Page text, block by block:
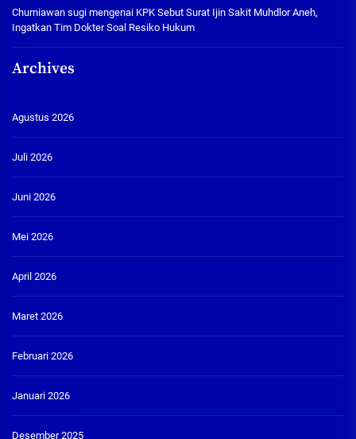
Churniawan sugi mengenai KPK Sebut Surat Ijin Sakit Muhdlor Aneh,
Ingatkan Tim Dokter Soal Resiko Hukum
Archives
Agustus 2026
Juli 2026
Juni 2026
Mei 2026
April 2026
Maret 2026
Februari 2026
Januari 2026
Desember 2025